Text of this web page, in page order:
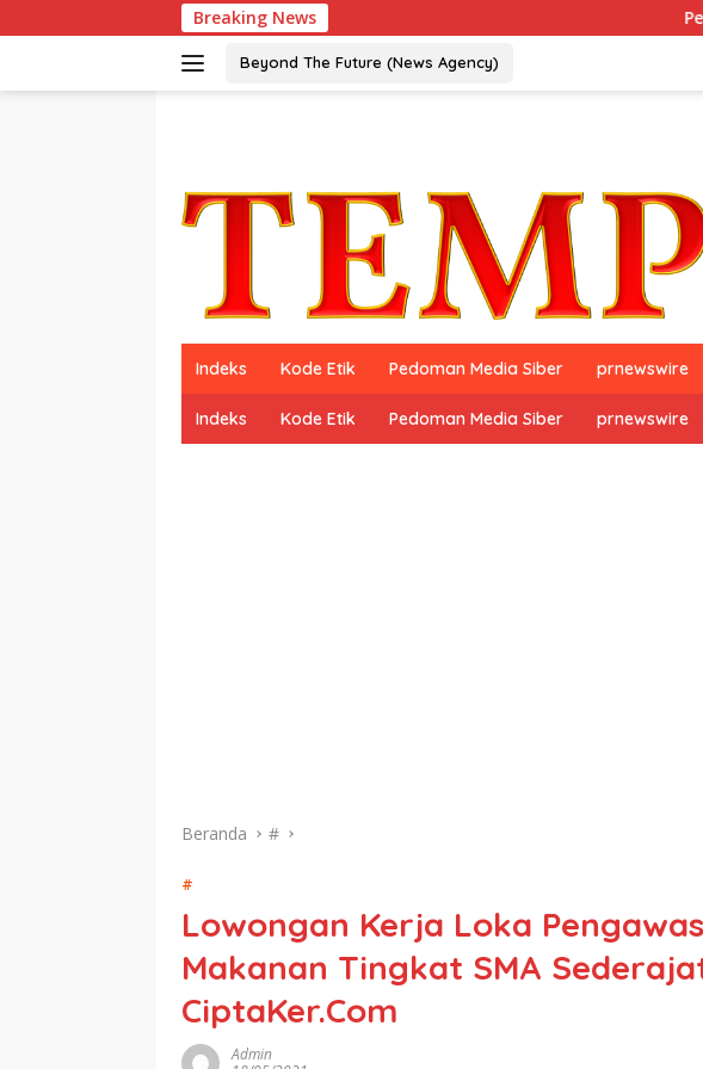
ke
Breaking News Peraih Dua
Beyond The Future (News Agency)
Indeks Kode Etik Pedoman Media Siber prnewswire
Indeks Kode Etik Pedoman Media Siber prnewswire
Beranda #
#
Lowongan Kerja Loka
Makanan Tingkat SMA
CiptaKer.Com
Admin